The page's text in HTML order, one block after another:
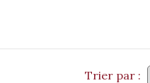
Trier par :